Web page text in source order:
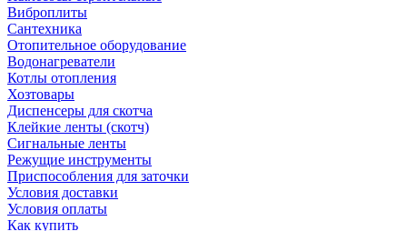
Виброплиты
Сантехника
Отопительное оборудование
Водонагреватели
Котлы отопления
Хозтовары
Диспенсеры для скотча
Клейкие ленты (скотч)
Сигнальные ленты
Режущие инструменты
Приспособления для заточки
Условия доставки
Условия оплаты
Как купить